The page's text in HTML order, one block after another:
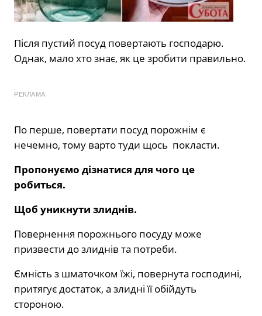
Після пустий посуд повертають господарю.
Однак, мало хто знає, як це зробити правильно.
РЕКЛАМА
По перше, повертати посуд порожнім є
нечемно, тому варто туди щось покласти.
Пропонуємо дізнатися для чого це
робиться.
Щоб уникнути злиднів.
Повернення порожнього посуду може
призвести до злиднів та потреби.
Ємність з шматочком їжі, повернута господині,
притягує достаток, а злидні її обійдуть
стороною.